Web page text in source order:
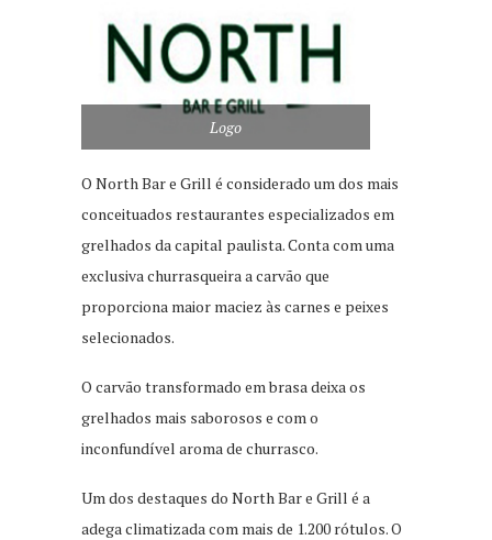
Logo
O North Bar e Grill é considerado um dos mais
conceituados restaurantes especializados em
grelhados da capital paulista. Conta com uma
exclusiva churrasqueira a carvão que
proporciona maior maciez às carnes e peixes
selecionados.
O carvão transformado em brasa deixa os
grelhados mais saborosos e com o
inconfundível aroma de churrasco.
Um dos destaques do North Bar e Grill é a
adega climatizada com mais de 1.200 rótulos. O